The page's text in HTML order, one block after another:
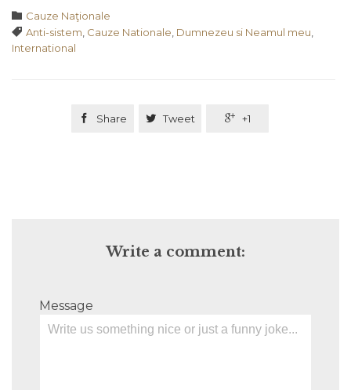
 Category
Cauze Naţionale
 Tags
Anti-sistem Cauze Nationale Dumnezeu si Neamul meu
International
 Share  Tweet  +1
Write a comment:
Message